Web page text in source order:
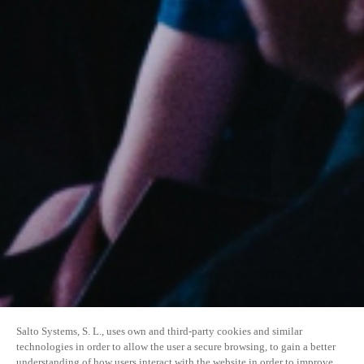
Salto Systems, S. L., uses own and third-party cookies and similar
technologies in order to allow the user a secure browsing, to gain a better